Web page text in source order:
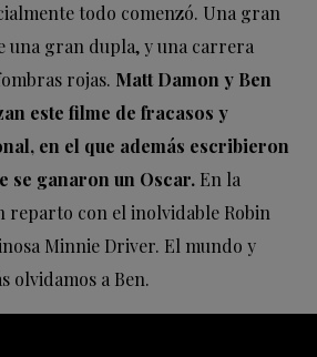
todo comenzó. Una gran
una gran dupla, y una carrera
rojas. Matt Damon y Ben
este filme de fracasos y
en el que además escribieron
se ganaron un Oscar. En la
reparto con el inolvidable Robin
Minnie Driver. El mundo y
olvidamos a Ben.